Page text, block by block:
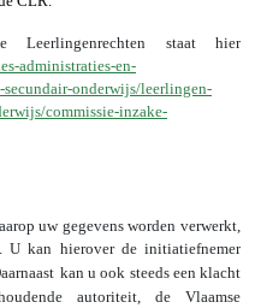
staat hier
administraties-en-
onderwijs/leerlingen-
commissie-inzake-
uw gegevens worden verwerkt,
U kan hierover de initiatiefnemer
kan u ook steeds een klacht
autoriteit, de Vlaamse